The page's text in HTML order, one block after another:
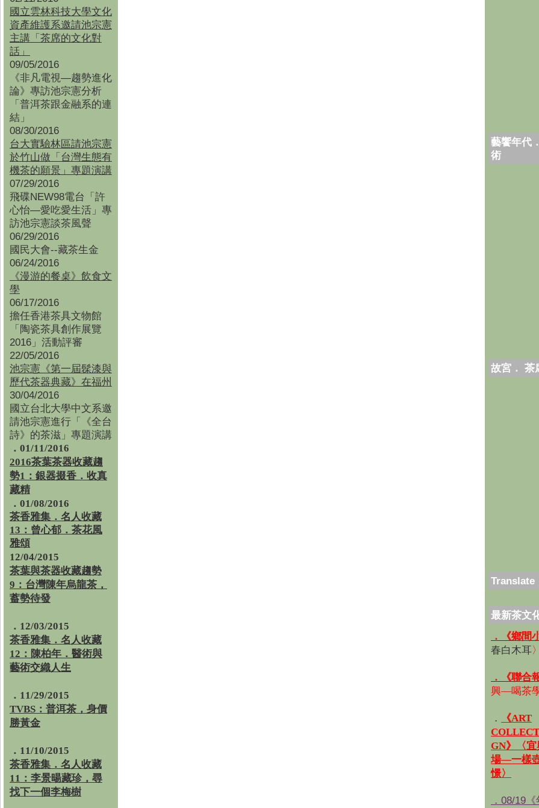
國立雲林科技大學文化
資產維護系邀請池宗憲
主講「茶席的文化對
話」
09/05/2016
《非凡電視—趨勢進化
論》專訪池宗憲分析
「普洱茶跟金融系的連
結」
08/30/2016
台大實驗林區請池宗憲
於竹山做「台灣生態有
機茶的願景」專題演講
07/29/2016
飛碟NEW98電台「許
心怡—愛吃愛生活」專
訪池宗憲談茶風聲
06/29/2016
國民大會--藏茶生金
06/24/2016
《漫游的餐桌》飲食文
學
06/17/2016
擔任香港茶具文物館
「陶瓷茶具創作展覽
2016」活動評審
22/05/2016
池宗憲《第一屆髹漆與
歷代茶器典藏》在福州
30/04/2016
國立台北大學中文系邀
請池宗憲進行「《全台
詩》的茶滋」專題演講
．01/11/2016
2016茶葉茶器收藏趨
勢1：銀器掇香．收真
藏精
．01/08/2016
茶香雅集 ． 名人收藏
13：曾心郁．茶花風
雅頌
12/04/2015
茶葉與茶器收藏趨勢
9：台灣陳年烏龍茶，
蓄勢待發
．12/03/2015
茶香雅集．名人收藏
12：陳柏年．醫術與
藝術交織人生
．11/29/2015
TVBS：普洱茶，身價
勝黃金
．11/10/2015
茶香雅集．名人收藏
11：李景暘藏珍，尋
找下一個李梅樹
藝饗年代
術
故宮． 茶
Translate
最新茶文
．《鄉間
春白木耳〉
．《聯合
興—喝茶
．
《ART
GN》〈
場—一樣
憬〉
．08/19